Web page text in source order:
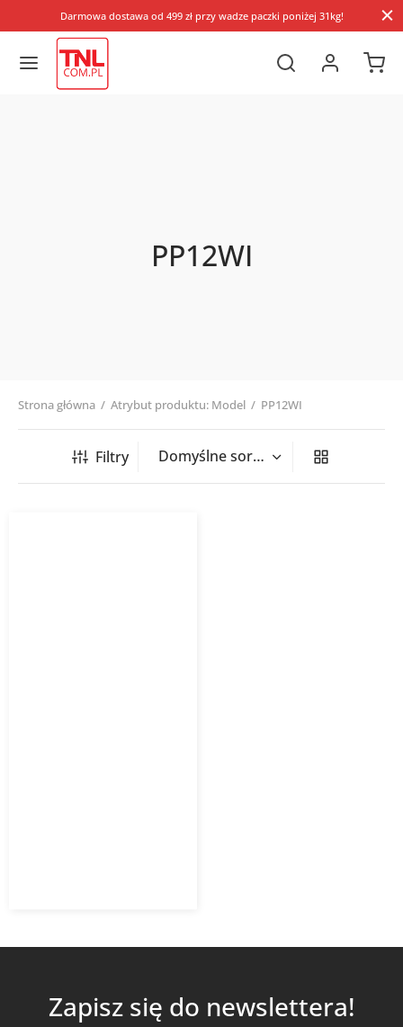
Darmowa dostawa od 499 zł przy wadze paczki poniżej 31kg!
PP12WI
Strona główna / Atrybut produktu: Model / PP12WI
Filtry
Zapisz się do newslettera!